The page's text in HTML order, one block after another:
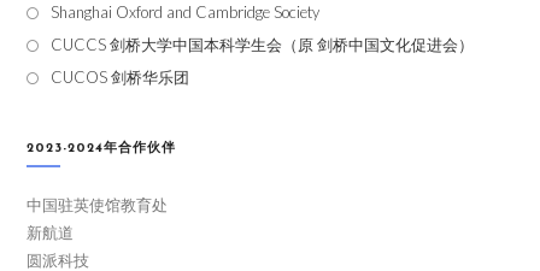
Shanghai Oxford and Cambridge Society
CUCCS 剑桥大学中国本科学生会（原 剑桥中国文化促进会）
CUCOS 剑桥华乐团
2023-2024年合作伙伴
中国驻英使馆教育处
新航道
圆派科技